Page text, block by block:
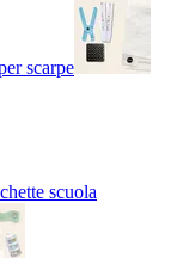
scarpe
scuola